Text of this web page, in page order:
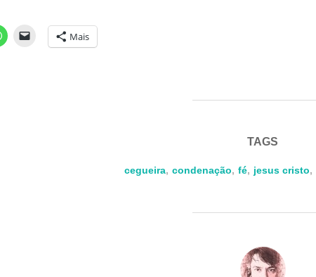
Mais
TAGS
cegueira, condenação, fé, jesus cristo,
AUTOR DO POST